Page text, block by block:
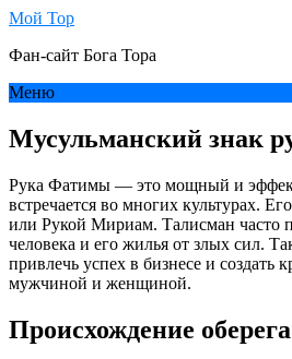
Мой Тор
Фан-сайт Бога Тора
Меню
Мусульманский знак
Рука Фатимы — это мощный и
встречается во многих культурах.
или Рукой Мириам. Талисман часто
человека и его жилья от злых сил.
привлечь успех в бизнесе и создать
мужчиной и женщиной.
Происхождение